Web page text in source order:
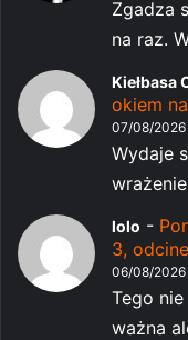
Zgadza
na raz.
Kiełbasa
okiem
07/08/2026
Wydaje
lolo -
3,
06/08/2026
Tego
ważna